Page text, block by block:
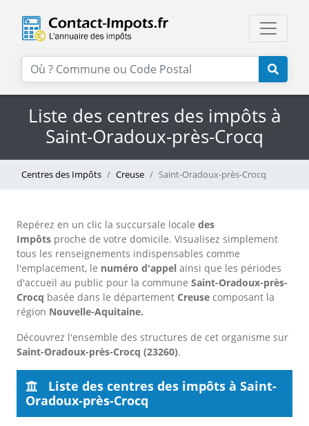
Liste des centres des impôts à
Saint-Oradoux-près-Crocq
Centres des Impôts Creuse Saint-Oradoux-près-Crocq
Repérez en un clic la succursale locale des
Impôts proche de votre domicile. Visualisez simplement
tous les renseignements indispensables comme
l'emplacement, le numéro d'appel ainsi que les périodes
d'accueil au public pour la commune Saint-Oradoux-près-
Crocq basée dans le département Creuse composant la
région Nouvelle-Aquitaine.
Découvrez l'ensemble des structures de cet organisme sur
Saint-Oradoux-près-Crocq (23260).
Liste des centres des impôts à Saint-
Oradoux-près-Crocq